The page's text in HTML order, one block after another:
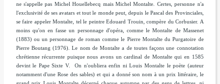
ne s'appelle pas Michel Houellebecq mais Michel Montalte. Certes, personne n'a
l'exclusivité de ses avatars et tout le monde peut, depuis le Pascal des Provinciales,
se faire appeler Montalte, tel le peintre Edouard Trouin, compère du Corbusier. A
moins qu'on en fasse un personnage d'opéra, comme le Montalte de Massenet
(1883) ou un personnage de roman comme le Pierre Montalte du Purgatoire de
Pierre Boutang (1976). Le nom de Montalte a de toutes façons une connotation
chrétienne récurrente puisque nous avons un cardinal de Montalte qui en 1585
devint le Pape Sixte V. On n'oubliera enfin ni Louis Montalte le poète (auteur
notamment d'une Rose des sables) et qui a donné son nom à un prix littéraire, le